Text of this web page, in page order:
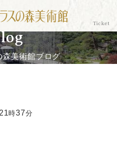
森美術館ブログ
21時37分